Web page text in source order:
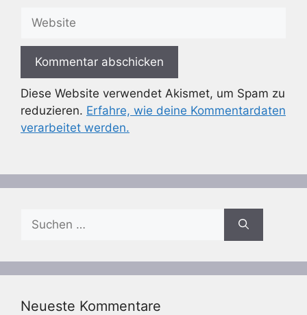
Diese Website verwendet Akismet, um Spam zu
reduzieren. Erfahre, wie deine Kommentardaten
verarbeitet werden.
Suchen
nach:
Neueste Kommentare